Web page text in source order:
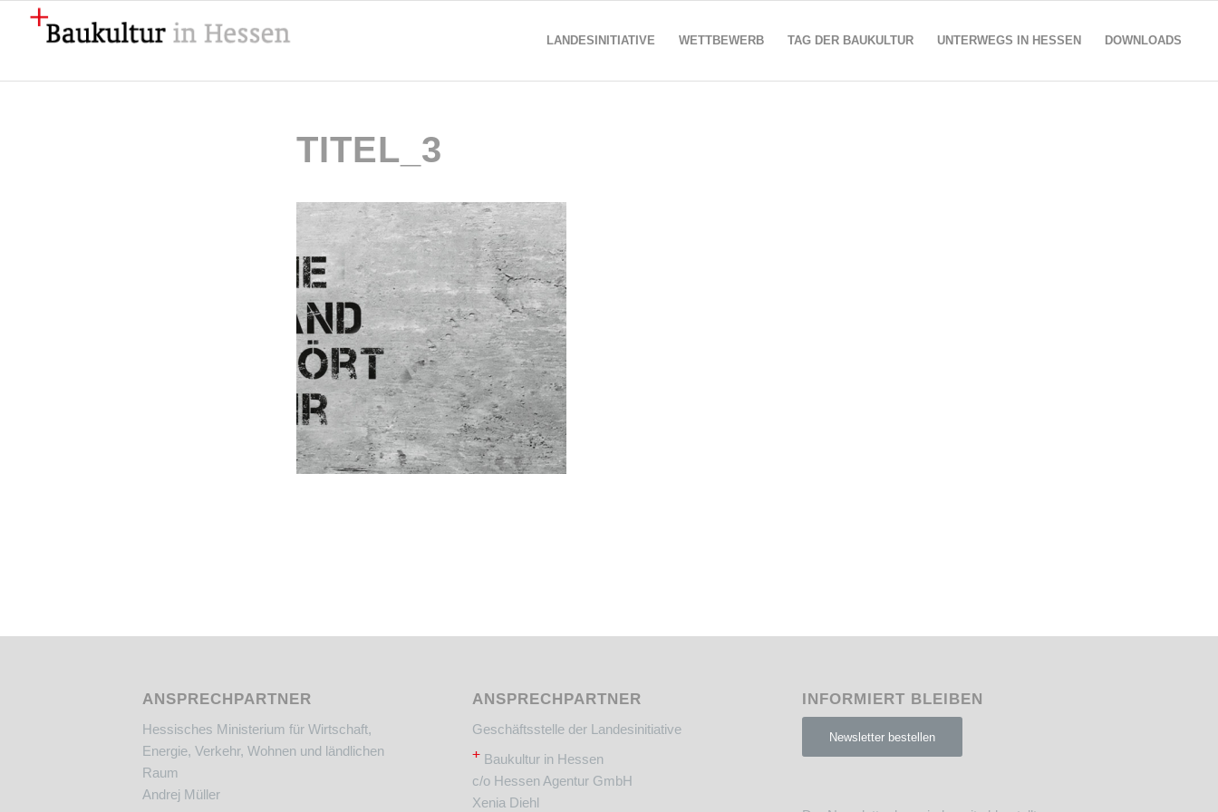
LANDESINITIATIVE WETTBEWERB TAG DER BAUKULTUR UNTERWEGS IN HESSEN DOWNLOADS
TITEL_3
ANSPRECHPARTNER
Hessisches Ministerium für Wirtschaft,
Energie, Verkehr, Wohnen und ländlichen
Raum
Andrej Müller
ANSPRECHPARTNER
Geschäftsstelle der Landesinitiative
+Baukultur in Hessen
c/o Hessen Agentur GmbH
Xenia Diehl
INFORMIERT BLEIBEN
Newsletter bestellen